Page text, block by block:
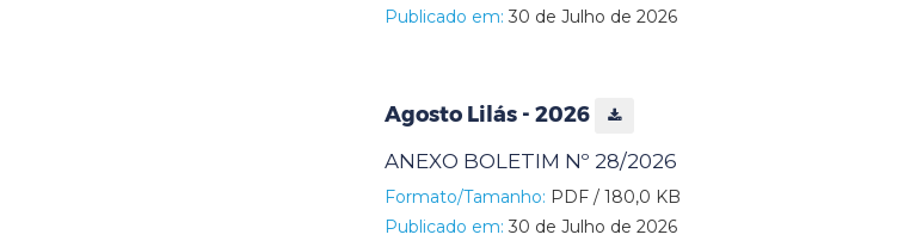
Publicado em: 30 de Julho de 2026
Agosto Lilás - 2026
ANEXO BOLETIM Nº 28/2026
Formato/Tamanho: PDF / 180,0 KB
Publicado em: 30 de Julho de 2026